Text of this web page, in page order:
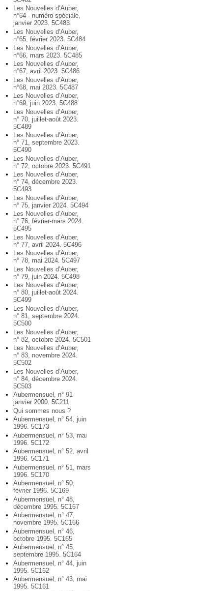
Les Nouvelles d’Auber,
n°64 - numéro spéciale,
janvier 2023. 5C483
Les Nouvelles d’Auber,
n°65, février 2023. 5C484
Les Nouvelles d’Auber,
n°66, mars 2023. 5C485
Les Nouvelles d’Auber,
n°67, avril 2023. 5C486
Les Nouvelles d’Auber,
n°68, mai 2023. 5C487
Les Nouvelles d’Auber,
n°69, juin 2023. 5C488
Les Nouvelles d’Auber,
n° 70, juillet-août 2023.
5C489
Les Nouvelles d’Auber,
n° 71, septembre 2023.
5C490
Les Nouvelles d’Auber,
n° 72, octobre 2023. 5C491
Les Nouvelles d’Auber,
n° 74, décembre 2023.
5C493
Les Nouvelles d’Auber,
n° 75, janvier 2024. 5C494
Les Nouvelles d’Auber,
n° 76, février-mars 2024.
5C495
Les Nouvelles d’Auber,
n° 77, avril 2024. 5C496
Les Nouvelles d’Auber,
n° 78, mai 2024. 5C497
Les Nouvelles d’Auber,
n° 79, juin 2024. 5C498
Les Nouvelles d’Auber,
n° 80, juillet-août 2024.
5C499
Les Nouvelles d’Auber,
n° 81, septembre 2024.
5C500
Les Nouvelles d’Auber,
n° 82, octobre 2024. 5C501
Les Nouvelles d’Auber,
n° 83, novembre 2024.
5C502
Les Nouvelles d’Auber,
n° 84, décembre 2024.
5C503
Aubermensuel, n° 91
janvier 2000. 5C211
Qui sommes nous ?
Aubermensuel, n° 54, juin
1996. 5C173
Aubermensuel, n° 53, mai
1996. 5C172
Aubermensuel, n° 52, avril
1996. 5C171
Aubermensuel, n° 51, mars
1996. 5C170
Aubermensuel, n° 50,
février 1996. 5C169
Aubermensuel, n° 48,
décembre 1995. 5C167
Aubermensuel, n° 47,
novembre 1995. 5C166
Aubermensuel, n° 46,
octobre 1995. 5C165
Aubermensuel, n° 45,
septembre 1995. 5C164
Aubermensuel, n° 44, juin
1995. 5C162
Aubermensuel, n° 43, mai
1995. 5C161